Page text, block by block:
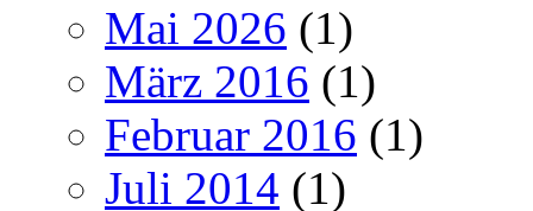
Mai 2026 (1)
März 2016 (1)
Februar 2016 (1)
Juli 2014 (1)